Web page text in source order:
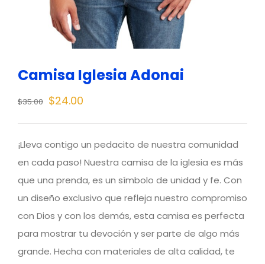
Camisa Iglesia Adonai
$35.00 Original
$35.00.
$24.00
$24.00.
¡Lleva contigo un pedacito de nuestra comunidad
en cada paso! Nuestra camisa de la iglesia es más
que una prenda, es un símbolo de unidad y fe. Con
un diseño exclusivo que refleja nuestro compromiso
con Dios y con los demás, esta camisa es perfecta
para mostrar tu devoción y ser parte de algo más
grande. Hecha con materiales de alta calidad, te